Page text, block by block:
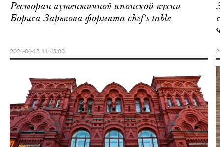
Ресторан аутентичной японской кухни
Бориса Зарькова формата chef’s table
2024-04-15 11:45:00